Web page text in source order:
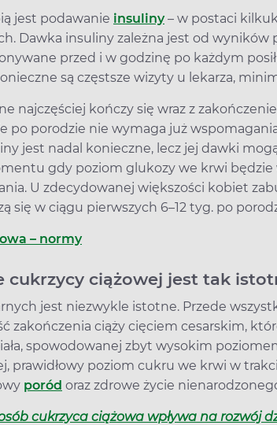
jest podawanie insuliny– w postaci
Dawka insuliny zależna jest od wyników
przed i w godzinę po każdym
są częstsze wizyty u lekarza,
najczęściej kończy się wraz z
po porodzie nie wymaga już
jest nadal konieczne, lecz jej dawki
gdy poziom glukozy we krwi będzie
U zdecydowanej większości kobiet
się w ciągu pierwszych 6–12 tyg. po
– normy
cukrzycy ciążowej jest tak
jest niezwykle istotne. Przede
zakończenia ciąży cięciem cesarskim,
spowodowanej zbyt wysokim
prawidłowy poziom cukru we krwi w
poród oraz zdrowe życie
cukrzyca ciążowa wpływa na rozwój